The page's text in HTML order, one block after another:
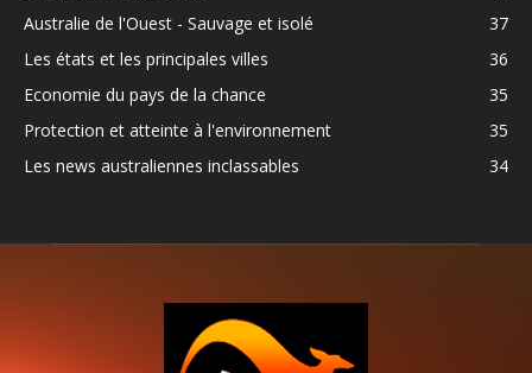
Australie de l'Ouest - Sauvage et isolé
37
Les états et les principales villes
36
Economie du pays de la chance
35
Protection et atteinte à l'environnement
35
Les news australiennes inclassables
34